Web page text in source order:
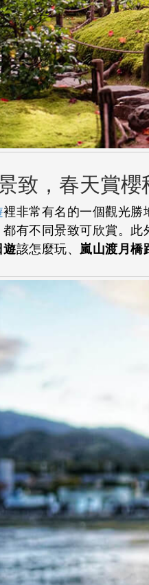
致，春天賞櫻
裡非常有名的一個觀光勝
有不同景致可欣賞。
遊該怎麼玩、 嵐山渡月橋